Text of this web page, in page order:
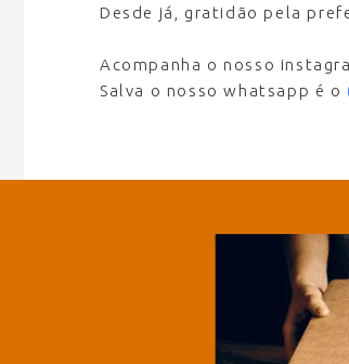
Desde já, gratidão pela
Acompanha o nosso
Salva o nosso whatsapp é o